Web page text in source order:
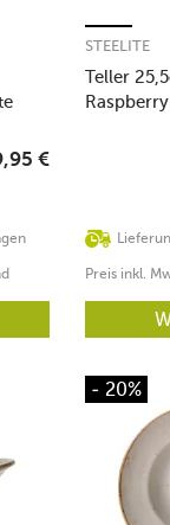
€
Teller
Raspberry
STEELITE
Preis inkl.
- 20%